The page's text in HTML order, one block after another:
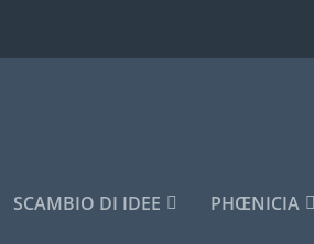
SCAMBIO DI IDEE PHŒNICIA